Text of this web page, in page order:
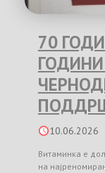
70
10.06.2026
Витаминка е
на